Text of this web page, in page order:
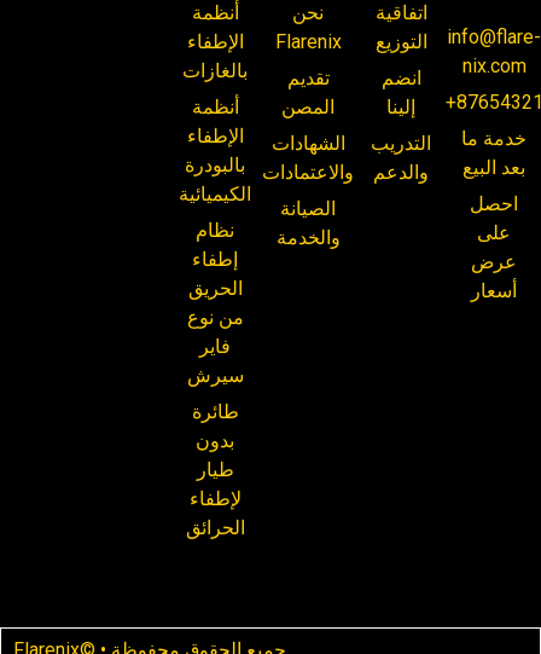
أنظمة
الإطفاء
بالغازات
أنظمة
الإطفاء
بالبودرة
الكيميائية
نظام
إطفاء
الحريق
من نوع
فاير
سيرش
طائرة
بدون
طيار
لإطفاء
الحرائق
نحن
Flarenix
تقديم
المصن
الشهادات
والاعتمادات
الصيانة
والخدمة
اتفاقية
التوزيع
انضم
إلينا
التدريب
والدعم
info@flare-
nix.com
خدمة ما
بعد البيع
احصل
على
عرض
أسعار